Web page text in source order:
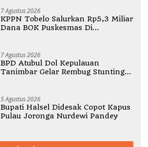
7 Agustus 2026
KPPN Tobelo Salurkan Rp5,3 Miliar
Dana BOK Puskesmas Di
7 Agustus 2026
BPD Atubul Dol Kepulauan
Tanimbar Gelar Rembug Stunting
5 Agustus 2026
Bupati Halsel Didesak Copot Kapus
Pulau Joronga Nurdewi Pandey